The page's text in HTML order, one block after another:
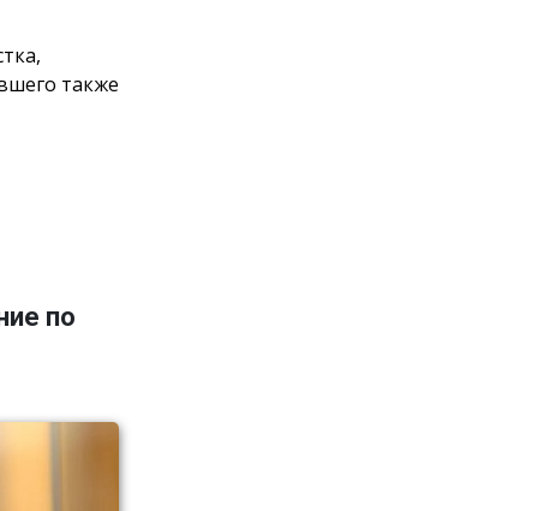
также
по